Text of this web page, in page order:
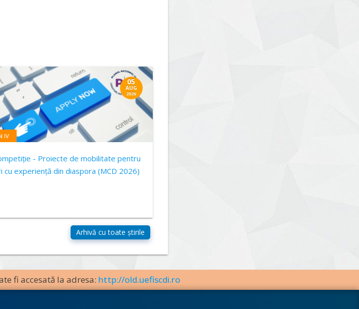
05
AUG
2026
IV
- Proiecte de mobilitate pentru
cu experiență din diaspora (MCD 2026)
fi accesată la adresa: http://old.uefiscdi.ro